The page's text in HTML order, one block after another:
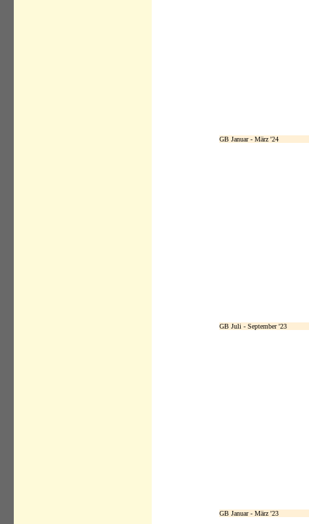
GB Januar - März '24
GB Juli - September '23
GB Januar - März '23